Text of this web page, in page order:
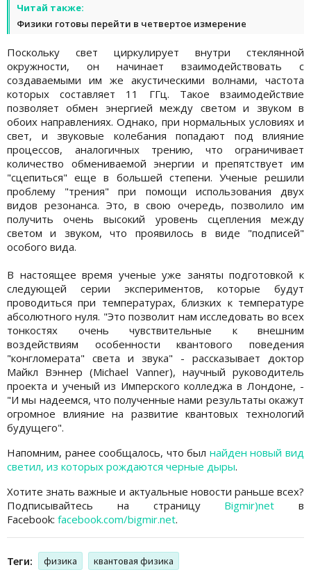
Читай также:
Физики готовы перейти в четвертое измерение
Поскольку свет циркулирует внутри стеклянной
окружности, он начинает взаимодействовать с
создаваемыми им же акустическими волнами, частота
которых составляет 11 ГГц. Такое взаимодействие
позволяет обмен энергией между светом и звуком в
обоих направлениях. Однако, при нормальных условиях и
свет, и звуковые колебания попадают под влияние
процессов, аналогичных трению, что ограничивает
количество обмениваемой энергии и препятствует им
"сцепиться" еще в большей степени. Ученые решили
проблему "трения" при помощи использования двух
видов резонанса. Это, в свою очередь, позволило им
получить очень высокий уровень сцепления между
светом и звуком, что проявилось в виде "подписей"
особого вида.
В настоящее время ученые уже заняты подготовкой к
следующей серии экспериментов, которые будут
проводиться при температурах, близких к температуре
абсолютного нуля. "Это позволит нам исследовать во всех
тонкостях очень чувствительные к внешним
воздействиям особенности квантового поведения
"конгломерата" света и звука" - рассказывает доктор
Майкл Вэннер (Michael Vanner), научный руководитель
проекта и ученый из Имперского колледжа в Лондоне, -
"И мы надеемся, что полученные нами результаты окажут
огромное влияние на развитие квантовых технологий
будущего".
Напомним, ранее сообщалось, что был найден новый вид
светил, из которых рождаются черные дыры.
Хотите знать важные и актуальные новости раньше всех?
Подписывайтесь на страницу Bigmir)net в
Facebook: facebook.com/bigmir.net.
Теги: физика квантовая физика